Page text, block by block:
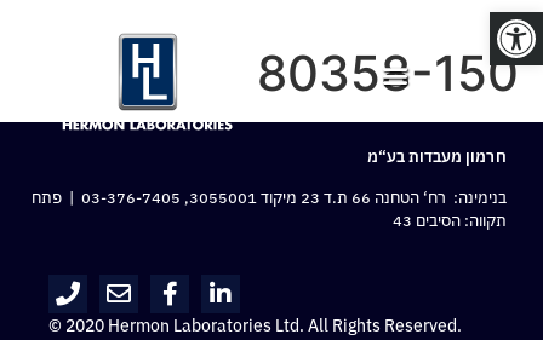
פתח סרגל נגישות
80358-150
חרמון מעבדות בע“מ
בנימינה: רח‘ הטחנה 66 ת.ד 23 מיקוד 3055001,
03-376-7405 | פתח
תקווה: הסיבים 43
© 2020 Hermon Laboratories Ltd. All Rights Reserved.